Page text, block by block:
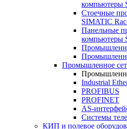
компьютеры
Стоечные
SIMATIC
Панельные
компьютеры
Промышленное
Industrial
PROFIBUS
PROFINET
AS-
Системы
КИП и полевое